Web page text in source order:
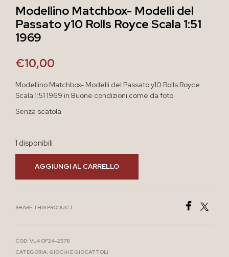
Modellino Matchbox- Modelli del
Passato y10 Rolls Royce Scala 1:51
1969
€10,00
Modellino Matchbox- Modelli del Passato y10 Rolls Royce
Scala 1:51 1969 in Buone condizioni come da foto
Senza scatola
1 disponibili
AGGIUNGI AL CARRELLO
SHARE THIS PRODUCT
COD: VL4 OF24-2578
CATEGORIA: GIOCHI E GIOCATTOLI